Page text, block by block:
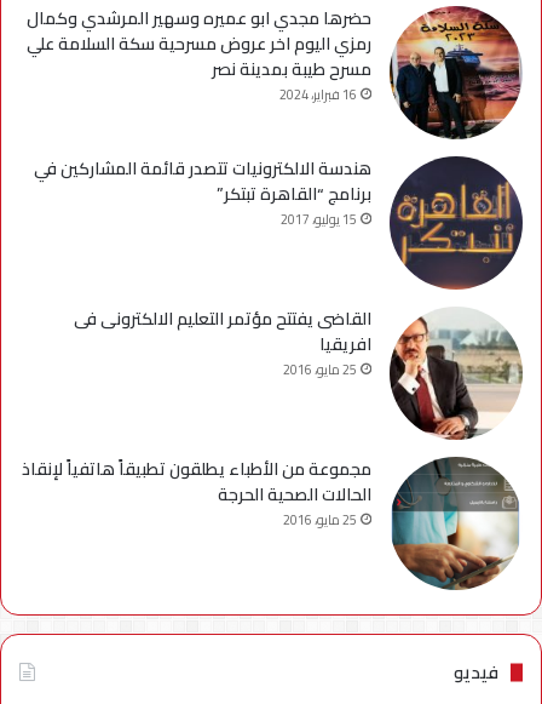
حضرها مجدي ابو عميره وسهير المرشدي وكمال
رمزي اليوم اخر عروض مسرحية سكة السلامة علي
مسرح طيبة بمدينة نصر
16 فبراير، 2024
هندسة الالكترونيات تتصدر قائمة المشاركين في
برنامج “القاهرة تبتكر”
15 يوليو، 2017
القاضى يفتتح مؤتمر التعليم الالكترونى فى
افريقيا
25 مايو، 2016
مجموعة من الأطباء يطلقون تطبيقاً هاتفياً لإنقاذ
الحالات الصحية الحرجة
25 مايو، 2016
فيديو